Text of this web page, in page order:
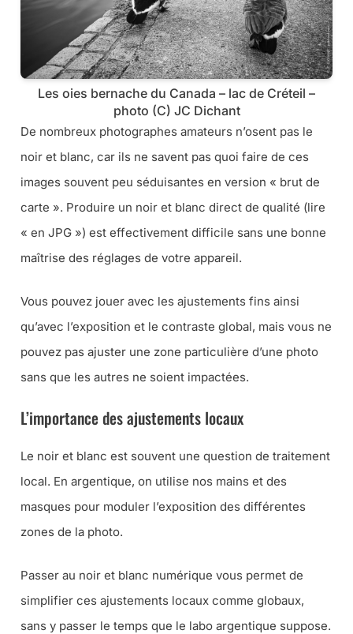
Les oies bernache du Canada – lac de Créteil –
photo (C) JC Dichant
De nombreux photographes amateurs n’osent pas le
noir et blanc, car ils ne savent pas quoi faire de ces
images souvent peu séduisantes en version « brut de
carte ». Produire un noir et blanc direct de qualité (lire
« en JPG ») est effectivement difficile sans une bonne
maîtrise des réglages de votre appareil.
Vous pouvez jouer avec les ajustements fins ainsi
qu’avec l’exposition et le contraste global, mais vous ne
pouvez pas ajuster une zone particulière d’une photo
sans que les autres ne soient impactées.
L’importance des ajustements locaux
Le noir et blanc est souvent une question de traitement
local. En argentique, on utilise nos mains et des
masques pour moduler l’exposition des différentes
zones de la photo.
Passer au noir et blanc numérique vous permet de
simplifier ces ajustements locaux comme globaux,
sans y passer le temps que le labo argentique suppose.